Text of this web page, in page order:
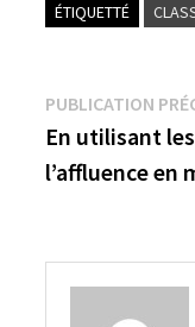
ÉTIQUETTÉ
de
PUBLICATION
En utilisant
l’affluence en